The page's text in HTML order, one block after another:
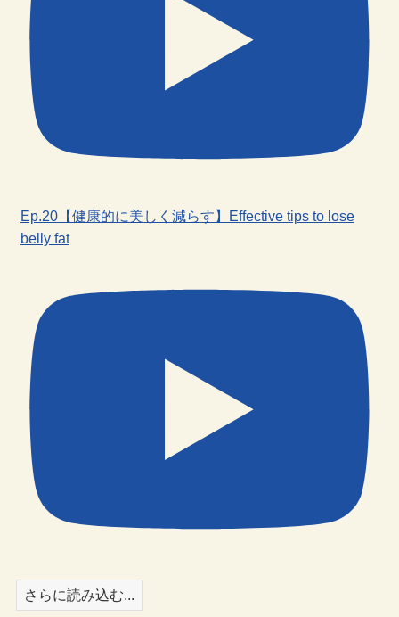
Ep.20【健康的に美しく減らす】Effective tips to lose
belly fat
さらに読み込む...